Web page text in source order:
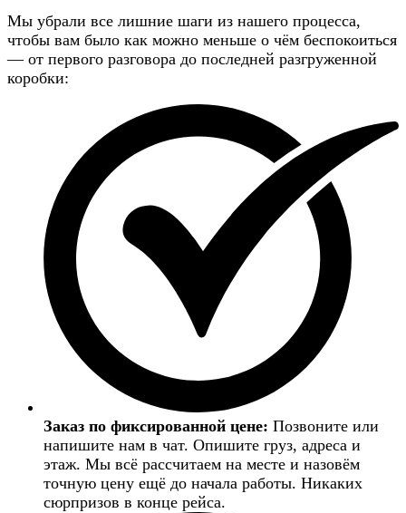
Мы убрали все лишние шаги из нашего процесса,
чтобы вам было как можно меньше о чём беспокоиться
— от первого разговора до последней разгруженной
коробки:
Заказ по фиксированной цене: Позвоните или
напишите нам в чат. Опишите груз, адреса и
этаж. Мы всё рассчитаем на месте и назовём
точную цену ещё до начала работы. Никаких
сюрпризов в конце рейса.